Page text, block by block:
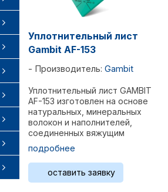
Уплотнительный лист
Gambit AF-153
Производитель: Gambit
Уплотнительный лист GAMBIT
AF-153 изготовлен на основе
натуральных, минеральных
волокон и наполнителей,
соединенных вяжущим
материалом на основе смеси
каучуков NBR, NR и SBR.
Обозначение согласно DIN
28091-2: FA-MN13-0 Технические
характеристики ...
подробнее
оставить заявку